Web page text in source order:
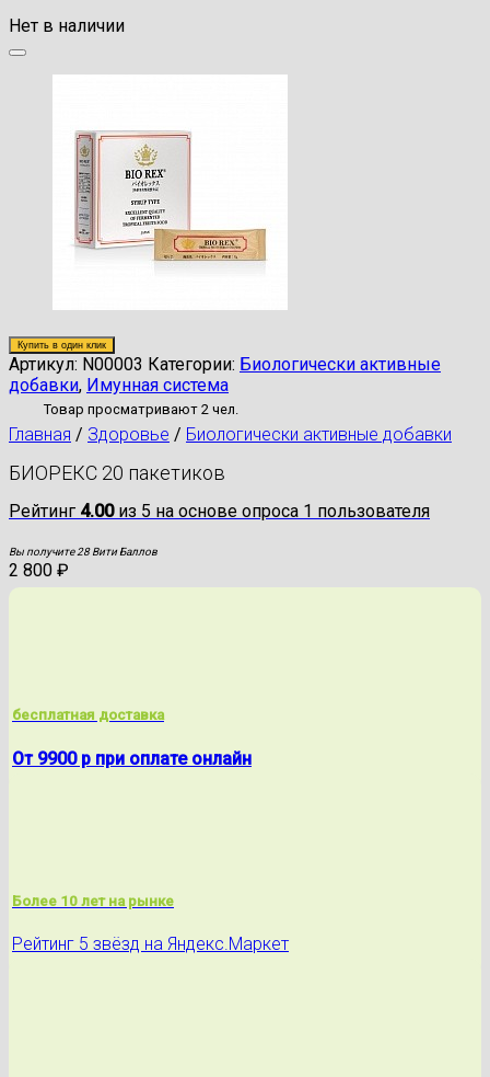
Нет в наличии
Купить в один клик
Артикул: N00003 Категории: Биологически активные
добавки, Имунная система
Товар просматривают 2 чел.
Главная / Здоровье / Биологически активные добавки
БИОРЕКС 20 пакетиков
Рейтинг 4.00из 5 на основе опроса 1 пользователя
Вы получите 28 Вити Баллов
2 800 ₽
бесплатная доставка
От 9900 р при оплате онлайн
Более 10 лет на рынке
Рейтинг 5 звёзд на Яндекс.Маркет